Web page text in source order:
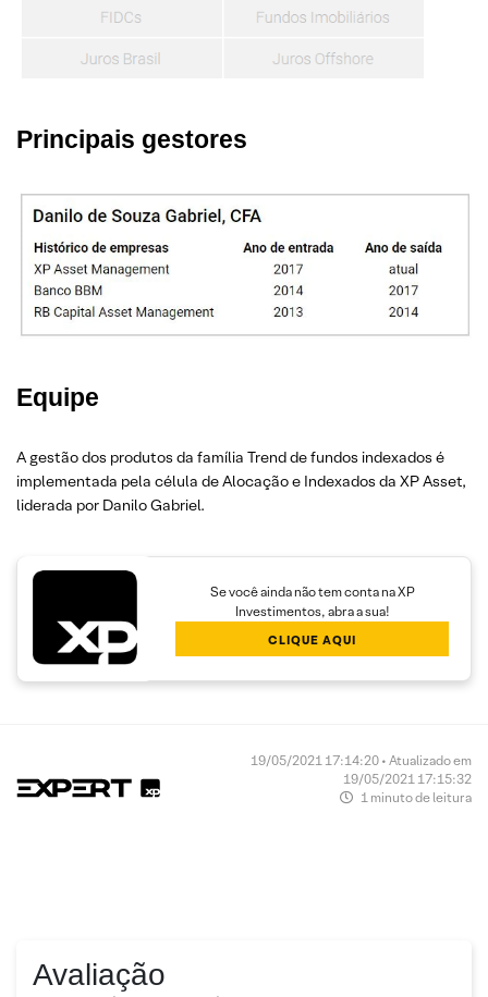
Principais gestores
Equipe
A gestão dos produtos da família Trend de fundos indexados é
implementada pela célula de Alocação e Indexados da XP Asset,
liderada por Danilo Gabriel.
Se você ainda não tem conta na XP
Investimentos, abra a sua!
CLIQUE AQUI
19/05/2021 17:14:20 • Atualizado em
19/05/2021 17:15:32
1 minuto de leitura
Avaliação